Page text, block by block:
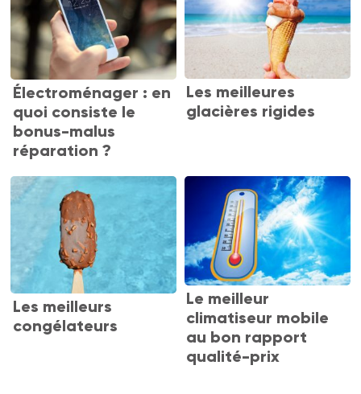
Électroménager : en
quoi consiste le
bonus-malus
réparation ?
Les meilleures
glacières rigides
Les meilleurs
congélateurs
Le meilleur
climatiseur mobile
au bon rapport
qualité-prix